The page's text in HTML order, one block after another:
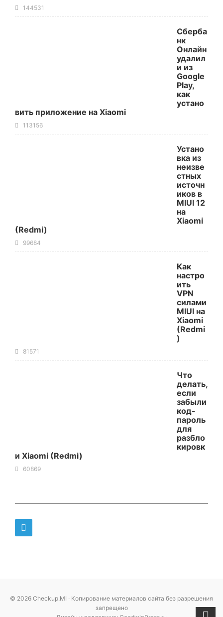
144531
Сберба
нк
Онлайн
удалил
и из
Google
Play,
как
устано
вить приложение на Xiaomi
113156
Устано
вка из
неизве
стных
источн
иков в
MIUI 12
на
Xiaomi
(Redmi)
99684
Как
настро
ить
VPN
силами
MIUI на
Xiaomi
(Redmi
)
81571
Что
делать,
если
забыли
код-
пароль
для
разбло
кировк
и Xiaomi (Redmi)
60869
© 2026 Checkup.MI · Копирование материалов сайта без разрешения
запрещено